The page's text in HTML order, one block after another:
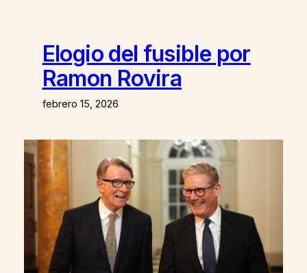
Elogio del fusible por
Ramon Rovira
febrero 15, 2026